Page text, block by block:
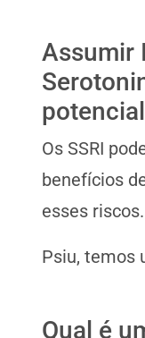
Assumir
Os SSRI
benefícios
esses
Psiu, temos
Qual é